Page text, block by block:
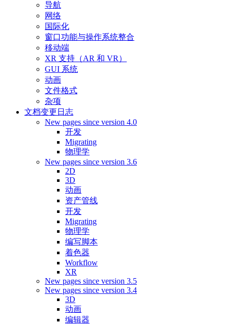
导航
网络
国际化
窗口功能与操作系统整合
移动端
XR 支持（AR 和 VR）
GUI 系统
动画
文件格式
杂项
文档变更日志
New pages since version 4.0
开发
Migrating
物理学
New pages since version 3.6
2D
3D
动画
资产管线
开发
Migrating
物理学
编写脚本
着色器
Workflow
XR
New pages since version 3.5
New pages since version 3.4
3D
动画
编辑器